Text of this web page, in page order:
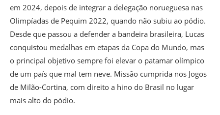
em 2024, depois de integrar a delegação norueguesa nas
Olimpíadas de Pequim 2022, quando não subiu ao pódio.
Desde que passou a defender a bandeira brasileira, Lucas
conquistou medalhas em etapas da Copa do Mundo, mas
o principal objetivo sempre foi elevar o patamar olímpico
de um país que mal tem neve. Missão cumprida nos Jogos
de Milão-Cortina, com direito a hino do Brasil no lugar
mais alto do pódio.